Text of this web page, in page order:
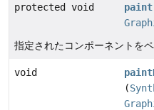
protected void paint
指定されたコンポーネントをペ
void
(